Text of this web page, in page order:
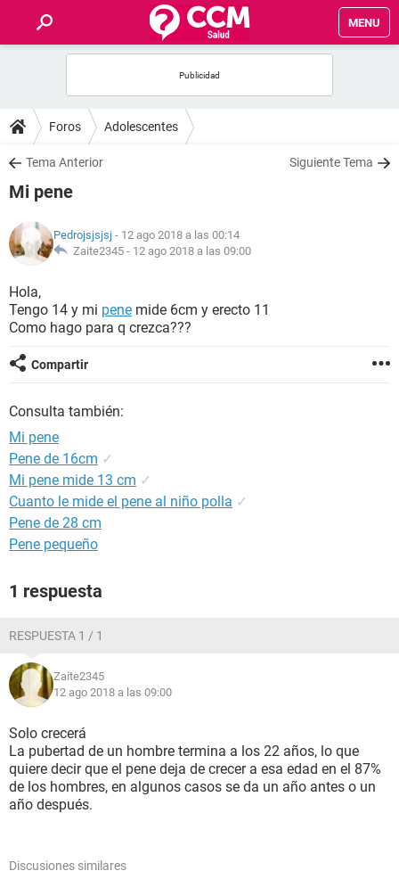
MENU
FOROS
SALUD
FAMILIA
NUTRICIÓN
BIENESTAR
Foros Adolescentes
Tema Anterior Siguiente Tema
Mi pene
Pedrojsjsjsj - 12 ago 2018 a las 00:14
Zaite2345 - 12 ago 2018 a las 09:00
Hola,
Tengo 14 y mi pene mide 6cm y erecto 11
Como hago para q crezca???
Compartir
Consulta también:
Mi pene
Pene de 16cm ✓
Mi pene mide 13 cm ✓
Cuanto le mide el pene al niño polla ✓
Pene de 28 cm
Pene pequeño
1 respuesta
RESPUESTA 1 / 1
Zaite2345
12 ago 2018 a las 09:00
Solo crecerá
La pubertad de un hombre termina a los 22 años, lo que
quiere decir que el pene deja de crecer a esa edad en el 87%
de los hombres, en algunos casos se da un año antes o un
año después.
Discusiones similares